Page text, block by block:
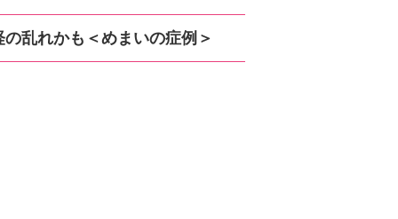
乱れかも＜めまいの症例＞